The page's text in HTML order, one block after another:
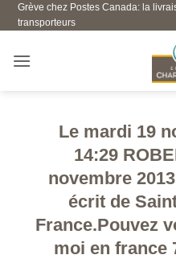
Skip
to
Grève chez Postes Canada: la
transporteurs
Le mardi 19
14:29
novembre
écrit de
France.Pouvez
moi en france